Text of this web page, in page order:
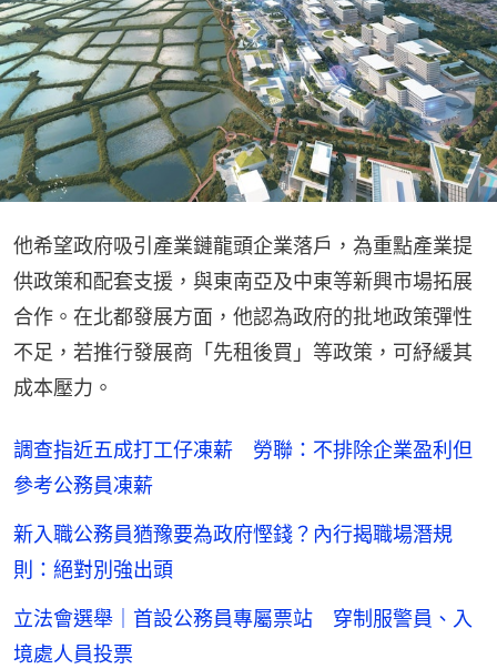
他希望政府吸引產業鏈龍頭企業落戶，為重點產業提
供政策和配套支援，與東南亞及中東等新興市場拓展
合作。在北都發展方面，他認為政府的批地政策彈性
不足，若推行發展商「先租後買」等政策，可紓緩其
成本壓力。
調查指近五成打工仔凍薪 勞聯：不排除企業盈利但
參考公務員凍薪
新入職公務員猶豫要為政府慳錢？內行揭職場潛規
則：絕對別強出頭
立法會選舉｜首設公務員專屬票站 穿制服警員、入
境處人員投票